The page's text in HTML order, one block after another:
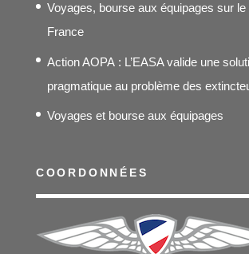
Voyages, bourse aux équipages sur le
France
Action AOPA : L’EASA valide une
pragmatique au problème des
Voyages et bourse aux équipages
COORDONNÉES